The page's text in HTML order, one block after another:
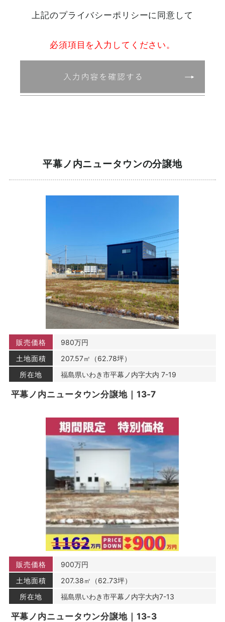
第1条（プライバシー情報）
プライバシー情報のうち「個人情報」とは，個人情報保護
住所，電話番号，連絡先その他の記述等により特定の個人
プライバシー情報のうち「履歴情報および特性情報」と
第２条（プライバシー情報の収集方法）
することがあります。また，ユーザーと提携先などとの間
でなされたユーザーの個人情報を含む取引記録や，決済に
関する情報を当社の提携先（情報提供元，広告主，広告配
信先などを含みます。以下，｢提携先｣といいます。）など
から収集することがあります。
当社は，ユーザーについて，利用したサービスやソフトウ
エア，購入した商品，閲覧したページや広告の履歴，検索
した検索キーワード，利用日時，利用方法，利用環境（携
帯端末を通じてご利用の場合の当該端末の通信状態，利用
に際しての各種設定情報なども含みます），IPアドレス，
クッキー情報，位置情報，端末の個体識別情報などの履歴
情報および特性情報を，ユーザーが当社や提携先のサービ
スを利用しまたはページを閲覧する際に収集します。
第３条（個人情報を収集・利用する目的）
（1）ユーザーに自分の登録情報の閲覧や修正，利用状況
の閲覧を行っていただくために，氏名，住所，連絡先，支
払方法などの登録情報，利用されたサービスや購入された
商品，およびそれらの代金などに関する情報を表示する目
（2）ユーザーにお知らせや連絡をするためにメールアド
レスを利用する場合やユーザーに商品を送付したり必要に
応じて連絡したりするため，氏名や住所などの連絡先情報
を利用する目的
（3）ユーザーの本人確認を行うために，氏名，生年月
日，住所，電話番号，銀行口座番号，クレジットカード番
号，運転免許証番号，配達証明付き郵便の到達結果などの
情報を利用する目的
名や数量，利用されたサービスの種類や期間，回数，請求
金額，氏名，住所，銀行口座番号やクレジットカード番号
などの支払に関する情報などを利用する目的
（5）ユーザーが簡便にデータを入力できるようにするた
めに，当社に登録されている情報を入力画面に表示させた
り，ユーザーのご指示に基づいて他のサービスなど（提携
上記のプライバシーポリシーに同意して
必須項目を入力してください。
平幕ノ内ニュータウンの分譲地
販売価格
980万円
土地面積
207.57㎡（62.78坪）
所在地
福島県いわき市平幕ノ内字大内 7-19
平幕ノ内ニュータウン分譲地｜13-7
販売価格
900万円
土地面積
207.38㎡（62.73坪）
所在地
福島県いわき市平幕ノ内字大内7-13
平幕ノ内ニュータウン分譲地｜13-3